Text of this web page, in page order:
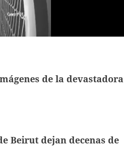
de la devastadora
Beirut dejan decenas de